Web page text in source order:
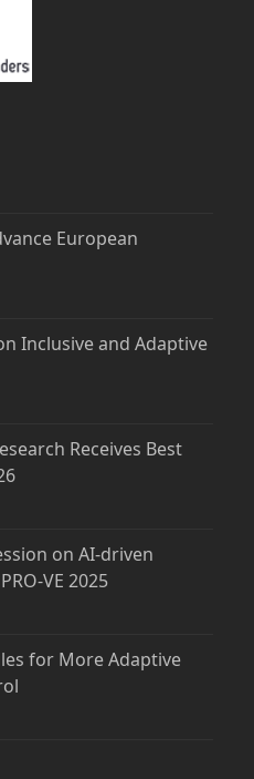
European
Inclusive and Adaptive
Receives Best
on AI-driven
VE 2025
for More Adaptive